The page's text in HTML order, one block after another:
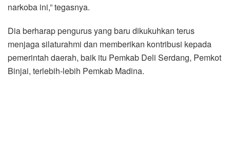
narkoba ini,” tegasnya.
Dia berharap pengurus yang baru dikukuhkan terus
menjaga silaturahmi dan memberikan kontribusi kepada
pemerintah daerah, baik itu Pemkab Deli Serdang, Pemkot
Binjai, terlebih-lebih Pemkab Madina.